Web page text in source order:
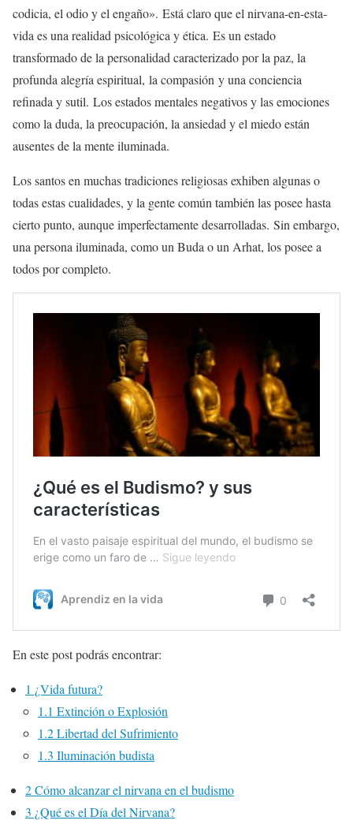
codicia, el odio y el engaño». Está claro que el nirvana-en-esta-
vida es una realidad psicológica y ética. Es un estado
transformado de la personalidad caracterizado por la paz, la
profunda alegría espiritual, la compasión y una conciencia
refinada y sutil. Los estados mentales negativos y las emociones
como la duda, la preocupación, la ansiedad y el miedo están
ausentes de la mente iluminada.
Los santos en muchas tradiciones religiosas exhiben algunas o
todas estas cualidades, y la gente común también las posee hasta
cierto punto, aunque imperfectamente desarrolladas. Sin embargo,
una persona iluminada, como un Buda o un Arhat, los posee a
todos por completo.
En este post podrás encontrar:
1 ¿Vida futura?
1.1 Extinción o Explosión
1.2Libertad del Sufrimiento
1.3 Iluminación budista
2Cómo alcanzar el nirvana en el budismo
3 ¿Qué es el Día del Nirvana?